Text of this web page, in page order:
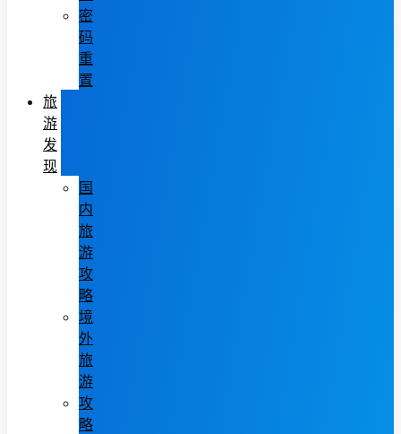
密
码
重
置
旅
游
发
现
国
内
旅
游
攻
略
境
外
旅
游
攻
略